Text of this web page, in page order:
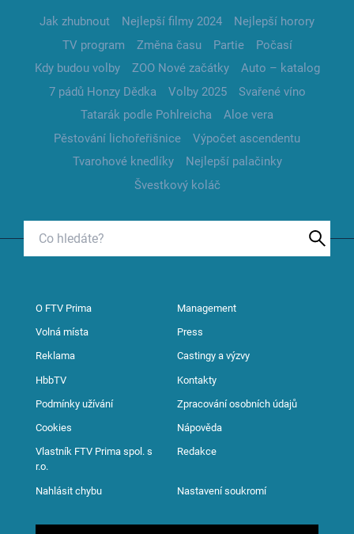
Jak zhubnout Nejlepší filmy 2024
Nejlepší horory
TV program
Změna času Partie
Počasí
Kdy budou volby
ZOO Nové začátky
Auto – katalog
7 pádů Honzy Dědka
Volby 2025
Svařené víno
Tatarák podle Pohlreicha
Aloe vera
Pěstování lichořeřišnice
Výpočet ascendentu
Tvarohové knedlíky
Nejlepší palačinky
Švestkový koláč
O FTV Prima Management
Volná místa Press
Reklama Castingy a výzvy
HbbTV Kontakty
Podmínky užívání Zpracování osobních údajů
Cookies Nápověda
Vlastník FTV Prima spol. s
r.o.
Redakce
Nahlásit chybu Nastavení soukromí